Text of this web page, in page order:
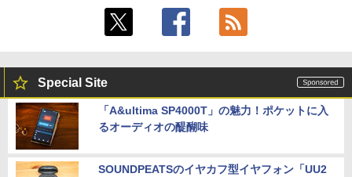
Special Site
「A&ultima SP4000T」の魅力！ポケットに入
るオーディオの醍醐味
SOUNDPEATSのイヤカフ型イヤフォン「UU2